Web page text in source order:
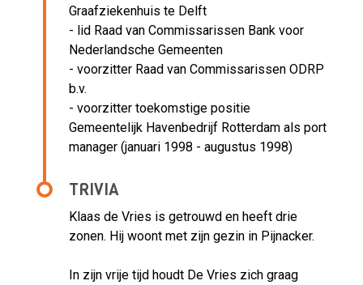
Graafziekenhuis te Delft
- lid Raad van Commissarissen Bank voor
Nederlandsche Gemeenten
- voorzitter Raad van Commissarissen ODRP
b.v.
- voorzitter toekomstige positie
Gemeentelijk Havenbedrijf Rotterdam als port
manager (januari 1998 - augustus 1998)
TRIVIA
Klaas de Vries is getrouwd en heeft drie
zonen. Hij woont met zijn gezin in Pijnacker.
In zijn vrije tijd houdt De Vries zich graag